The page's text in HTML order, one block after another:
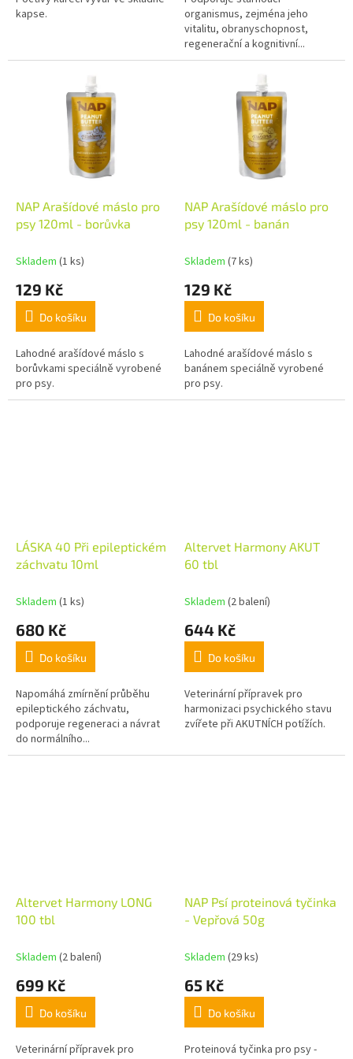
kapse.
organismus, zejména jeho
vitalitu, obranyschopnost,
regenerační a kognitivní...
NAP Arašídové máslo pro
psy 120ml - borůvka
Skladem (1 ks)
129 Kč
Do košíku
Lahodné arašídové máslo s
borůvkami speciálně vyrobené
pro psy.
NAP Arašídové máslo pro
psy 120ml - banán
Skladem (7 ks)
129 Kč
Do košíku
Lahodné arašídové máslo s
banánem speciálně vyrobené
pro psy.
LÁSKA 40 Při epileptickém
záchvatu 10ml
Skladem (1 ks)
680 Kč
Do košíku
Napomáhá zmírnění průběhu
epileptického záchvatu,
podporuje regeneraci a návrat
do normálního...
Altervet Harmony AKUT
60 tbl
Skladem (2 balení)
644 Kč
Do košíku
Veterinární přípravek pro
harmonizaci psychického stavu
zvířete při AKUTNÍCH potížích.
Altervet Harmony LONG
100 tbl
Skladem (2 balení)
699 Kč
Do košíku
Veterinární přípravek pro
NAP Psí proteinová tyčinka
- Vepřová 50g
Skladem (29 ks)
65 Kč
Do košíku
Proteinová tyčinka pro psy -